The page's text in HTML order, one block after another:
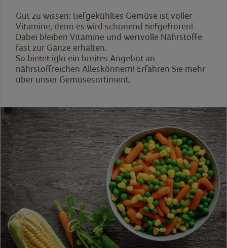
Gut zu wissen: tiefgekühltes Gemüse ist voller
Vitamine, denn es wird schonend tiefgefroren!
Dabei bleiben Vitamine und wertvolle Nährstoffe
fast zur Gänze erhalten.
So bietet iglo ein breites Angebot an
nährstoffreichen Alleskönnern! Erfahren Sie mehr
über unser Gemüsesortiment.